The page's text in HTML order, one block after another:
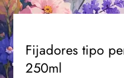
Fijadores tipo
250ml